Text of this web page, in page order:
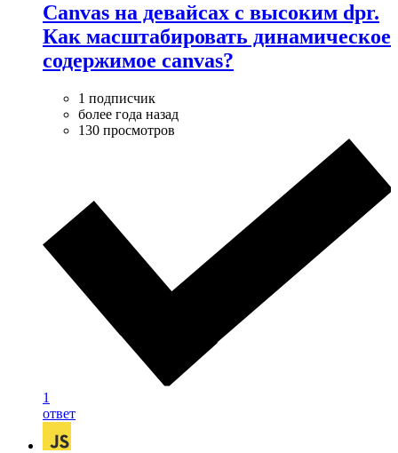
Canvas на девайсах с высоким dpr.
Как масштабировать динамическое
содержимое canvas?
1 подписчик
более года назад
130 просмотров
1
ответ